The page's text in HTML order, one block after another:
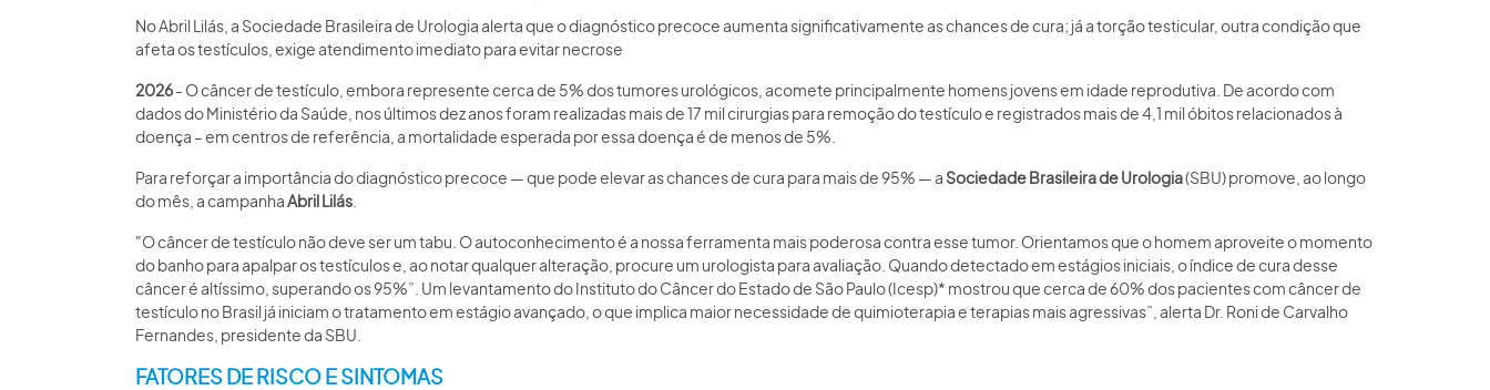
No Abril Lilás, a Sociedade Brasileira de Urologia alerta que o diagnóstico precoce aumenta significativamente as chances de cura; já a torção testicular, outra condição que
afeta os testículos, exige atendimento imediato para evitar necrose
2026- O câncer de testículo, embora represente cerca de 5% dos tumores urológicos, acomete principalmente homens jovens em idade reprodutiva. De acordo com
dados do Ministério da Saúde, nos últimos dez anos foram realizadas mais de 17 mil cirurgias para remoção do testículo e registrados mais de 4,1 mil óbitos relacionados à
doença – em centros de referência, a mortalidade esperada por essa doença é de menos de 5%.
Para reforçar a importância do diagnóstico precoce — que pode elevar as chances de cura para mais de 95% — a Sociedade Brasileira de Urologia(SBU) promove, ao longo
do mês, a campanha Abril Lilás
"O câncer de testículo não deve ser um tabu. O autoconhecimento é a nossa ferramenta mais poderosa contra esse tumor. Orientamos que o homem aproveite o momento
do banho para apalpar os testículos e, ao notar qualquer alteração, procure um urologista para avaliação. Quando detectado em estágios iniciais, o índice de cura desse
câncer é altíssimo, superando os 95%”. Um levantamento do Instituto do Câncer do Estado de São Paulo (Icesp)* mostrou que cerca de 60% dos pacientes com câncer de
testículo no Brasil já iniciam o tratamento em estágio avançado, o que implica maior necessidade de quimioterapia e terapias mais agressivas”, alerta Dr. Roni de Carvalho
Fernandes, presidente da SBU.
FATORES DE RISCO E SINTOMAS